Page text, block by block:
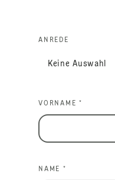
ANREDE
VORNAME *
NAME *